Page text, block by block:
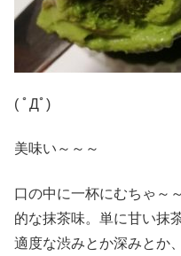
( ﾟДﾟ)
美味い～～～
口の中に一杯にむちゃ～
的な抹茶味。単に甘い抹
適度な渋みとか深みとか